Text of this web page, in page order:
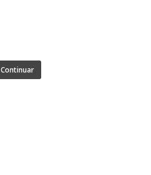
Continuar